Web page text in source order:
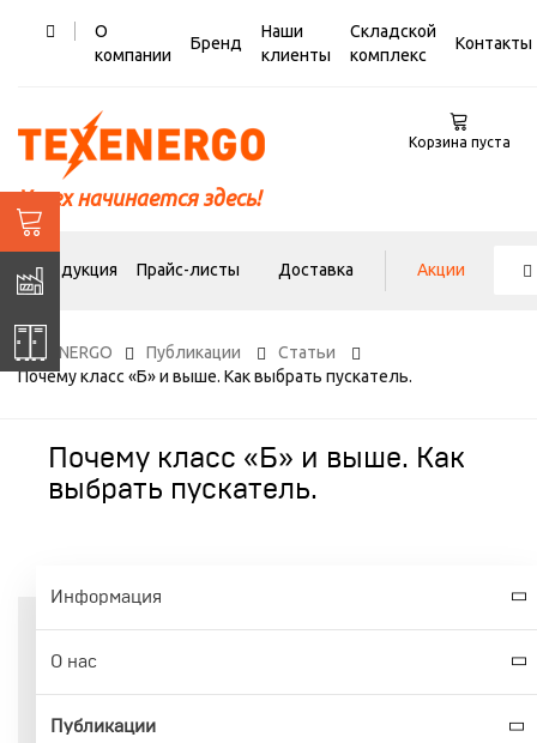
О
компании
Бренд
Наши
клиенты
Складской
комплекс
Контакты
Успех начинается здесь!
Корзина пуста
Продукция Прайс-листы Доставка Акции
TEXENERGO Публикации
Статьи
Почему класс «Б» и выше. Как выбрать пускатель.
Почему класс «Б» и выше. Как
выбрать пускатель.
Информация
О нас
Публикации